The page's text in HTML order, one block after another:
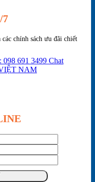
7
chính sách ưu đãi chiết
098 691 3499 Chat
NAM